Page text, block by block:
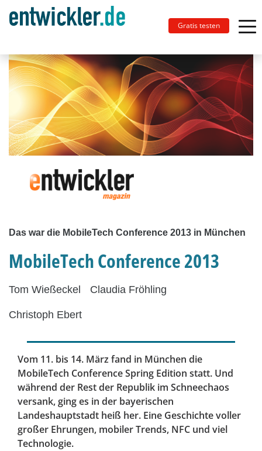
Gratis testen
Das war die MobileTech Conference 2013 in München
MobileTech Conference 2013
Tom Wießeckel Claudia Fröhling
Christoph Ebert
Vom 11. bis 14. März fand in München die
MobileTech Conference Spring Edition statt. Und
während der Rest der Republik im Schneechaos
versank, ging es in der bayerischen
Landeshauptstadt heiß her. Eine Geschichte voller
großer Ehrungen, mobiler Trends, NFC und viel
Technologie.